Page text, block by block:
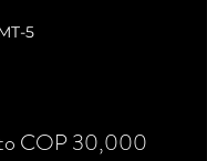
5
COP 30,000